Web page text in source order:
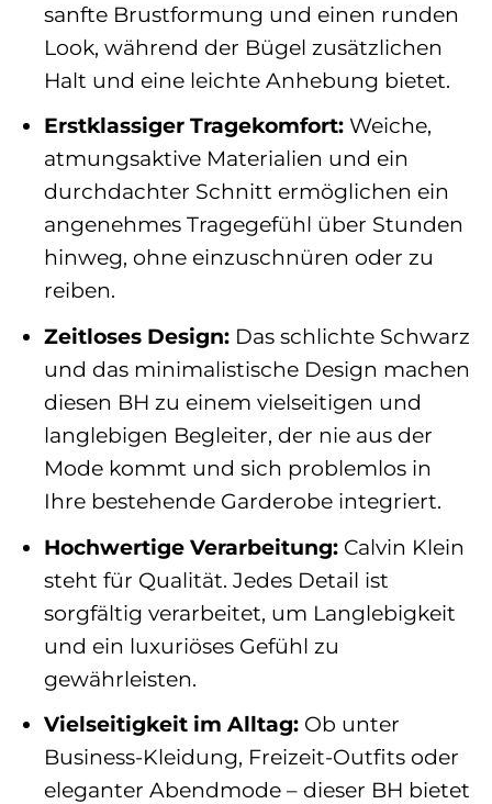
sanfte Brustformung und einen runden
Look, während der Bügel zusätzlichen
Halt und eine leichte Anhebung bietet.
Erstklassiger Tragekomfort:Weiche,
atmungsaktive Materialien und ein
durchdachter Schnitt ermöglichen ein
angenehmes Tragegefühl über Stunden
hinweg, ohne einzuschnüren oder zu
reiben.
Zeitloses Design:Das schlichte Schwarz
und das minimalistische Design machen
diesen BH zu einem vielseitigen und
langlebigen Begleiter, der nie aus der
Mode kommt und sich problemlos in
Ihre bestehende Garderobe integriert.
Hochwertige Verarbeitung:Calvin Klein
steht für Qualität. Jedes Detail ist
sorgfältig verarbeitet, um Langlebigkeit
und ein luxuriöses Gefühl zu
gewährleisten.
Vielseitigkeit im Alltag:Ob unter
Business-Kleidung, Freizeit-Outfits oder
eleganter Abendmode – dieser BH bietet